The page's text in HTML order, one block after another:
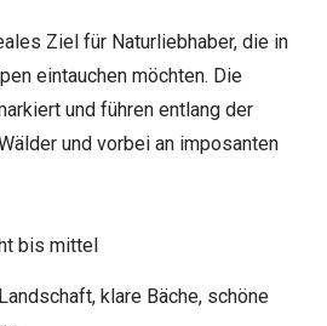
Ziel für Naturliebhaber, die in
eintauchen möchten. Die
und führen entlang der
und vorbei an imposanten
bis mittel
klare Bäche, schöne